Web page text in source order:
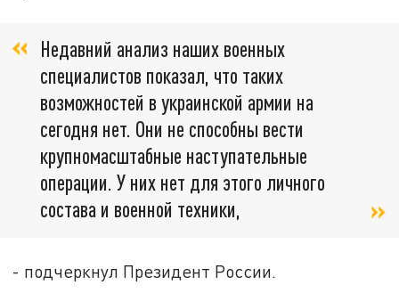
Недавний анализ наших военных
специалистов показал, что таких
возможностей в украинской армии на
сегодня нет. Они не способны вести
крупномасштабные наступательные
операции. У них нет для этого личного
состава и военной техники,
- подчеркнул Президент России.